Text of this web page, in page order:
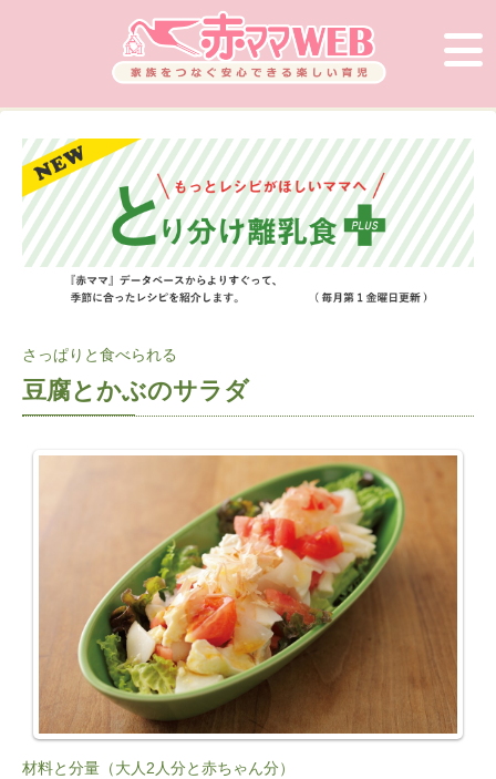
さっぱりと食べられる
豆腐とかぶのサラダ
材料と分量（大人2人分と赤ちゃん分）